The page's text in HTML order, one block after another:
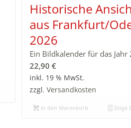
Historische
aus Frankfurt/
2026
Ein Bildkalender für das Jahr
22,90€
inkl. 19 % MwSt.
zzgl.Versandkosten
In den Warenkorb Zeige